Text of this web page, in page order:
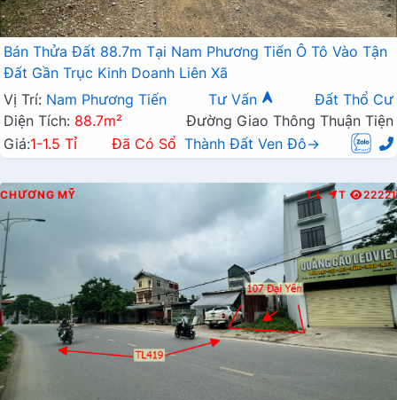
Bán Thửa Đất 88.7m Tại Nam Phương Tiến Ô Tô Vào Tận
Đất Gần Trục Kinh Doanh Liên Xã
Vị Trí: Nam Phương Tiến Tư Vấn
Đất Thổ Cư
Diện Tích: 88.7m²
Đường Giao Thông Thuận Tiện
Giá:1-1.5 Tỉ Đã Có Sổ Thành Đất Ven Đô→
CHƯƠNG MỸ T.L T 22221